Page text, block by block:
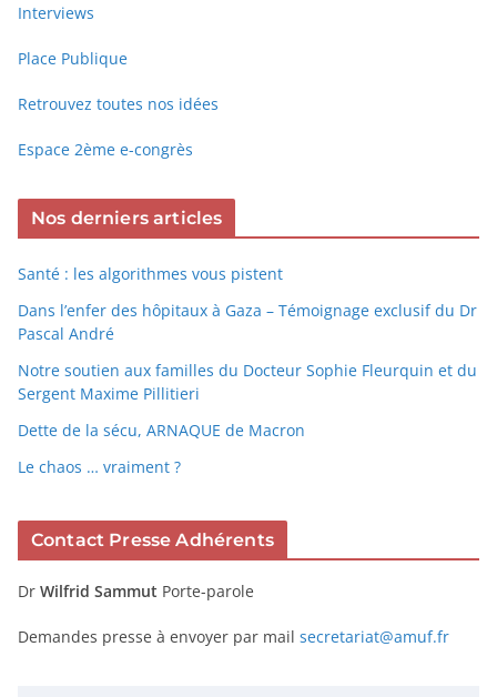
Interviews
Place Publique
Retrouvez toutes nos idées
Espace 2ème e-congrès
Nos derniers articles
Santé : les algorithmes vous pistent
Dans l’enfer des hôpitaux à Gaza – Témoignage exclusif du Dr
Pascal André
Notre soutien aux familles du Docteur Sophie Fleurquin et du
Sergent Maxime Pillitieri
Dette de la sécu, ARNAQUE de Macron
Le chaos … vraiment ?
Contact Presse Adhérents
Dr Wilfrid Sammut Porte-parole
Demandes presse à envoyer par mail secretariat@amuf.fr